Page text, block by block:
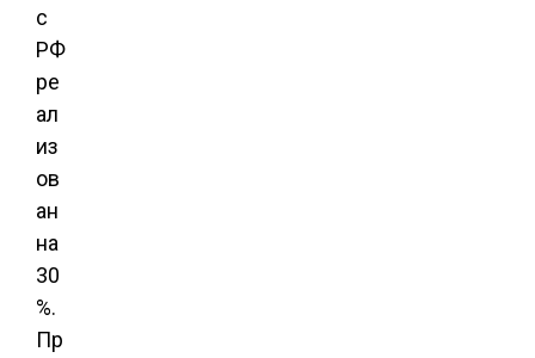
с
РФ
ре
ал
из
ов
ан
на
30
%.
Пр